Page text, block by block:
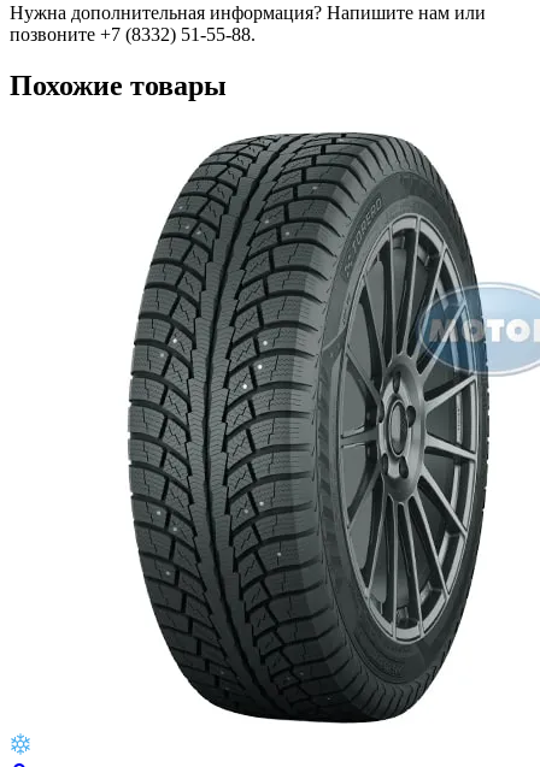
Нужна дополнительная информация? Напишите нам или
позвоните +7 (8332) 51-55-88.
Похожие товары